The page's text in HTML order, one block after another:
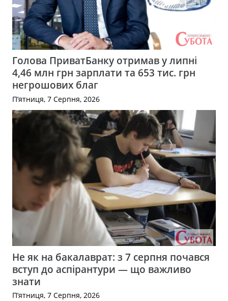
Голова ПриватБанку отримав у липні
4,46 млн грн зарплати та 653 тис. грн
негрошових благ
П’ятниця, 7 Серпня, 2026
Не як на бакалаврат: з 7 серпня почався
вступ до аспірантури — що важливо
знати
П’ятниця, 7 Серпня, 2026